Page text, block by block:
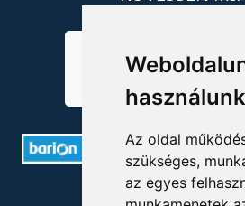
használunk
Az oldal
szükséges,
az egyes